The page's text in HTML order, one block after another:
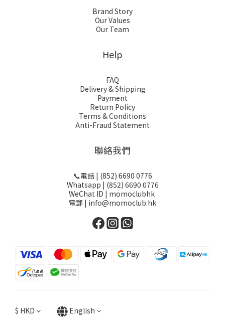
Brand Story
Our Values
Our Team
Help
FAQ
Delivery & Shipping
Payment
Return Policy
Terms & Conditions
Anti-Fraud Statement
聯絡我們
📞電話 | (852) 6690 0776
Whatsapp | (852) 6690 0776
WeChat ID | momoclubhk
電郵 | info@momoclub.hk
$ HKD English